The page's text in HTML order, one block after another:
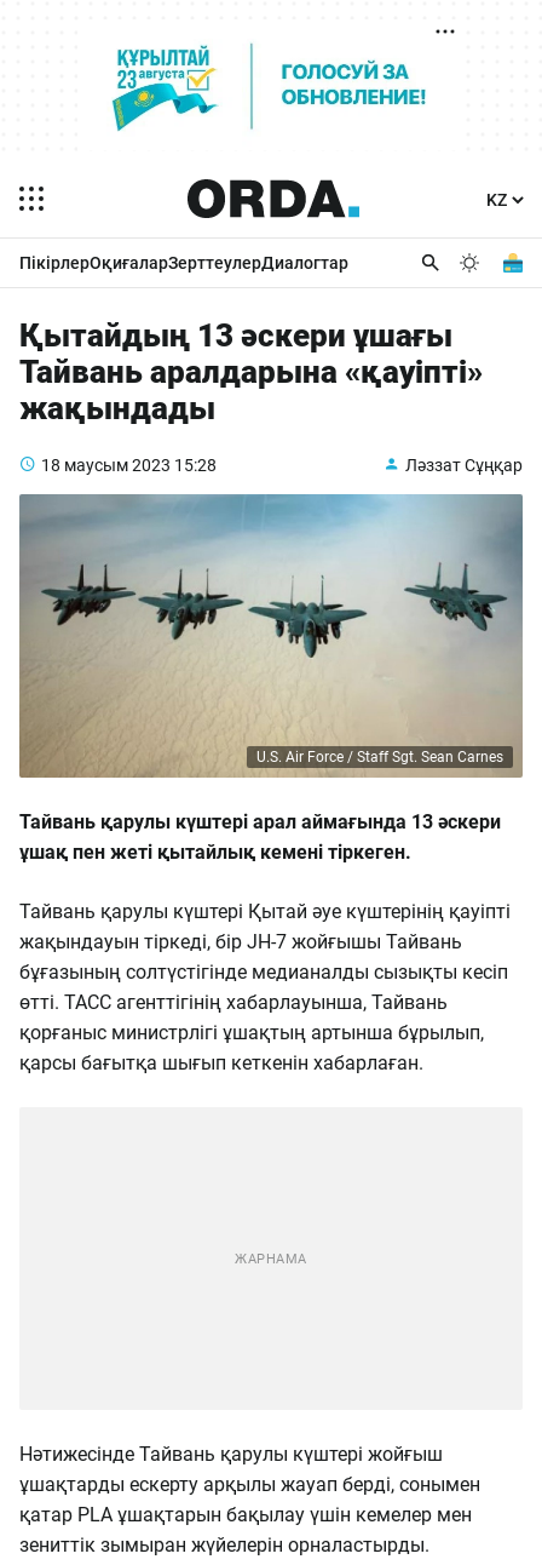
ПікірлерОқиғаларЗерттеулерДиалогтар
Қытайдың 13 әскери ұшағы
Тайвань аралдарына «қауіпті»
жақындады
18 маусым 2023 15:28 Ләззат Сұңқар
U.S. Air Force / Staff Sgt. Sean Carnes
Тайвань қарулы күштері арал аймағында 13 әскери
ұшақ пен жеті қытайлық кемені тіркеген.
Тайвань қарулы күштері Қытай әуе күштерінің қауіпті
жақындауын тіркеді, бір JH-7 жойғышы Тайвань
бұғазының солтүстігінде медианалды сызықты кесіп
өтті. ТАСС агенттігінің хабарлауынша, Тайвань
қорғаныс министрлігі ұшақтың артынша бұрылып,
қарсы бағытқа шығып кеткенін хабарлаған.
Нәтижесінде Тайвань қарулы күштері жойғыш
ұшақтарды ескерту арқылы жауап берді, сонымен
қатар PLA ұшақтарын бақылау үшін кемелер мен
зениттік зымыран жүйелерін орналастырды.